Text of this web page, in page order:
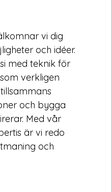
vi dig
och idéer.
med teknik för
verkligen
och bygga
Med vår
är vi redo
och